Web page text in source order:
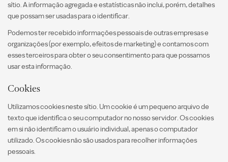
sítio. A informação agregada e estatísticas não inclui, porém, detalhes
que possam ser usadas para o identificar.
Podemos ter recebido informações pessoais de outras empresas e
organizações (por exemplo, efeitos de marketing) e contamos com
esses terceiros para obter o seu consentimento para que possamos
usar esta informação.
Cookies
Utilizamos cookies neste sítio. Um cookie é um pequeno arquivo de
texto que identifica o seu computador no nosso servidor. Os cookies
em si não identificam o usuário individual, apenas o computador
utilizado. Os cookies não são usados para recolher informações
pessoais.